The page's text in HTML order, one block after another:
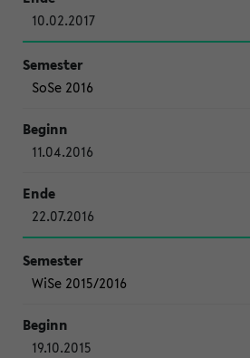
10.02.2017
SoSe 2016
11.04.2016
22.07.2016
WiSe 2015/2016
19.10.2015